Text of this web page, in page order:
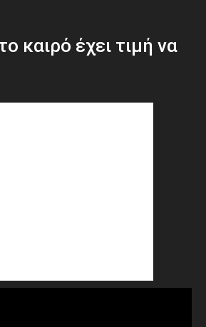
καιρό έχει τιμή να